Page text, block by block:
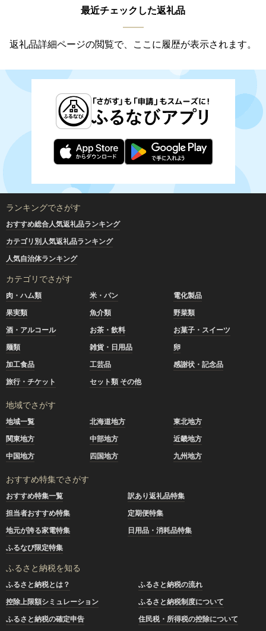
最近チェックした返礼品
返礼品詳細ページの閲覧で、ここに履歴が表示されます。
ランキングでさがす
おすすめ総合人気返礼品ランキング
カテゴリ別人気返礼品ランキング
人気自治体ランキング
カテゴリでさがす
肉・ハム類 米・パン
電化製品
果実類
魚介類
野菜類
酒・アルコール
お茶・飲料
お菓子・スイーツ
麺類
雑貨・日用品
卵
加工食品
工芸品
感謝状・記念品
旅行・チケット
セット類 その他
地域でさがす
地域一覧 北海道地方
東北地方
関東地方
中部地方
近畿地方
中国地方
四国地方 九州地方
おすすめ特集でさがす
おすすめ特集一覧
訳あり返礼品特集
担当者おすすめ特集
定期便特集
地元が誇る家電特集
日用品・消耗品特集
ふるなび限定特集
ふるさと納税を知る
ふるさと納税とは？
ふるさと納税の流れ
控除上限額シミュレーション
ふるさと納税制度について
ふるさと納税の確定申告
住民税・所得税の控除について